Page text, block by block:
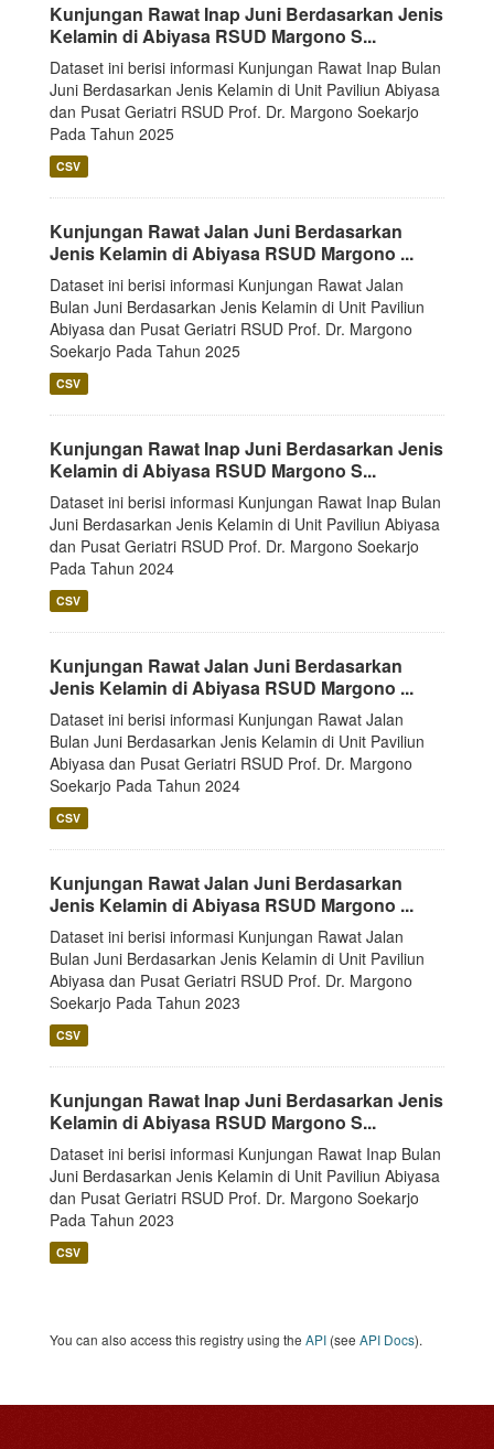
Kunjungan Rawat Inap Juni Berdasarkan Jenis
Kelamin di Abiyasa RSUD Margono S...
Dataset ini berisi informasi Kunjungan Rawat Inap Bulan
Juni Berdasarkan Jenis Kelamin di Unit Paviliun Abiyasa
dan Pusat Geriatri RSUD Prof. Dr. Margono Soekarjo
Pada Tahun 2025
CSV
Kunjungan Rawat Jalan Juni Berdasarkan
Jenis Kelamin di Abiyasa RSUD Margono ...
Dataset ini berisi informasi Kunjungan Rawat Jalan
Bulan Juni Berdasarkan Jenis Kelamin di Unit Paviliun
Abiyasa dan Pusat Geriatri RSUD Prof. Dr. Margono
Soekarjo Pada Tahun 2025
CSV
Kunjungan Rawat Inap Juni Berdasarkan Jenis
Kelamin di Abiyasa RSUD Margono S...
Dataset ini berisi informasi Kunjungan Rawat Inap Bulan
Juni Berdasarkan Jenis Kelamin di Unit Paviliun Abiyasa
dan Pusat Geriatri RSUD Prof. Dr. Margono Soekarjo
Pada Tahun 2024
CSV
Kunjungan Rawat Jalan Juni Berdasarkan
Jenis Kelamin di Abiyasa RSUD Margono ...
Dataset ini berisi informasi Kunjungan Rawat Jalan
Bulan Juni Berdasarkan Jenis Kelamin di Unit Paviliun
Abiyasa dan Pusat Geriatri RSUD Prof. Dr. Margono
Soekarjo Pada Tahun 2024
CSV
Kunjungan Rawat Jalan Juni Berdasarkan
Jenis Kelamin di Abiyasa RSUD Margono ...
Dataset ini berisi informasi Kunjungan Rawat Jalan
Bulan Juni Berdasarkan Jenis Kelamin di Unit Paviliun
Abiyasa dan Pusat Geriatri RSUD Prof. Dr. Margono
Soekarjo Pada Tahun 2023
CSV
Kunjungan Rawat Inap Juni Berdasarkan Jenis
Kelamin di Abiyasa RSUD Margono S...
Dataset ini berisi informasi Kunjungan Rawat Inap Bulan
Juni Berdasarkan Jenis Kelamin di Unit Paviliun Abiyasa
dan Pusat Geriatri RSUD Prof. Dr. Margono Soekarjo
Pada Tahun 2023
CSV
You can also access this registry using the API (see API Docs).